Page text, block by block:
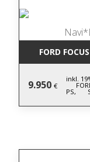
FORD
9.950 €
inkl.
PS,